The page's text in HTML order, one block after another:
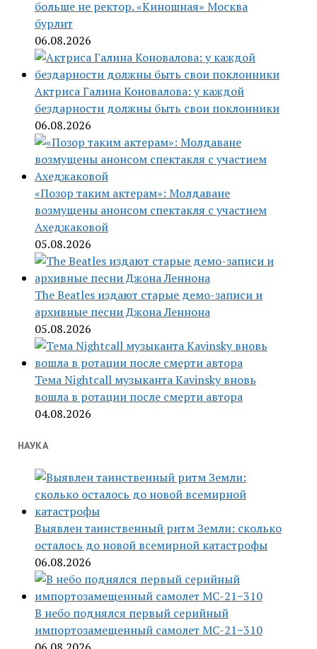
больше не ректор. «Киношная» Москва
бурлит
06.08.2026
Актриса Галина Коновалова: у каждой
бездарности должны быть свои поклонники
06.08.2026
«Позор таким актерам»: Молдаване
возмущены анонсом спектакля с участием
Ахеджаковой
05.08.2026
The Beatles издают старые демо-записи и
архивные песни Джона Леннона
05.08.2026
Тема Nightcall музыканта Kavinsky вновь
вошла в ротации после смерти автора
04.08.2026
НАУКА
Выявлен таинственный ритм Земли: сколько
осталось до новой всемирной катастрофы
06.08.2026
В небо поднялся первый серийный
импортозамещенный самолет МС-21−310